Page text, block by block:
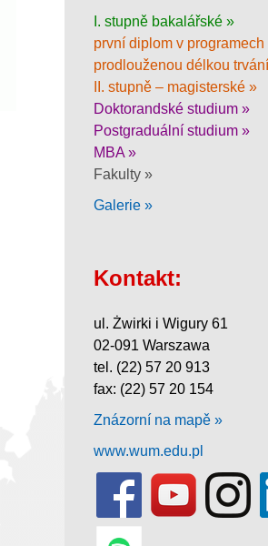
I. stupně bakalářské »
první diplom v programech
prodlouženou délkou
II. stupně – magisterské »
Doktorandské studium »
Postgraduální studium »
MBA »
Fakulty »
Galerie »
Kontakt:
ul. Żwirki i Wigury 61
02-091 Warszawa
tel. (22) 57 20 913
fax: (22) 57 20 154
Znázorní na mapě »
www.wum.edu.pl